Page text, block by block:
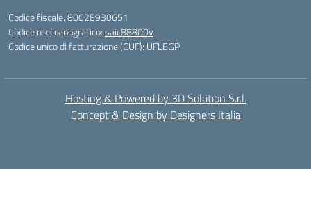
Codice fiscale: 80028930651
Codice meccanografico:saic88800v
Codice unico di fatturazione (CUF): UFLEGP
Hosting & Powered by 3D Solution S.r.l.
Concept & Design by Designers Italia